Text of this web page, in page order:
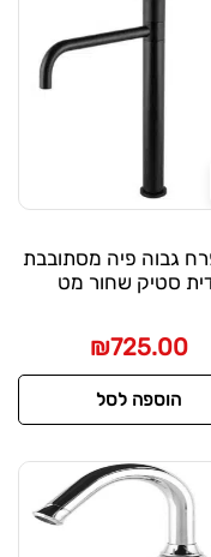
גבוה פיה מסתובבת
סטיק שחור מט
₪725.00
הוספה לסל